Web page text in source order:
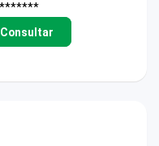
Consultar